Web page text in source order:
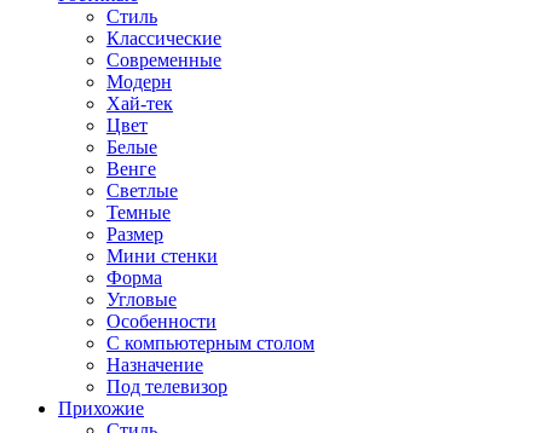
Стиль
Классические
Современные
Модерн
Хай-тек
Цвет
Белые
Венге
Светлые
Темные
Размер
Мини стенки
Форма
Угловые
Особенности
С компьютерным столом
Назначение
Под телевизор
Прихожие